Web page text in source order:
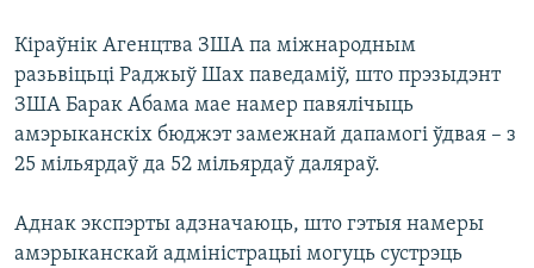
Кіраўнік Агенцтва ЗША па міжнародным
разьвіцьці Раджыў Шах паведаміў, што прэзыдэнт
ЗША Барак Абама мае намер павялічыць
амэрыканскіх бюджэт замежнай дапамогі ўдвая – з
25 мільярдаў да 52 мільярдаў даляраў.
Аднак экспэрты адзначаюць, што гэтыя намеры
амэрыканскай адміністрацыі могуць сустрэць